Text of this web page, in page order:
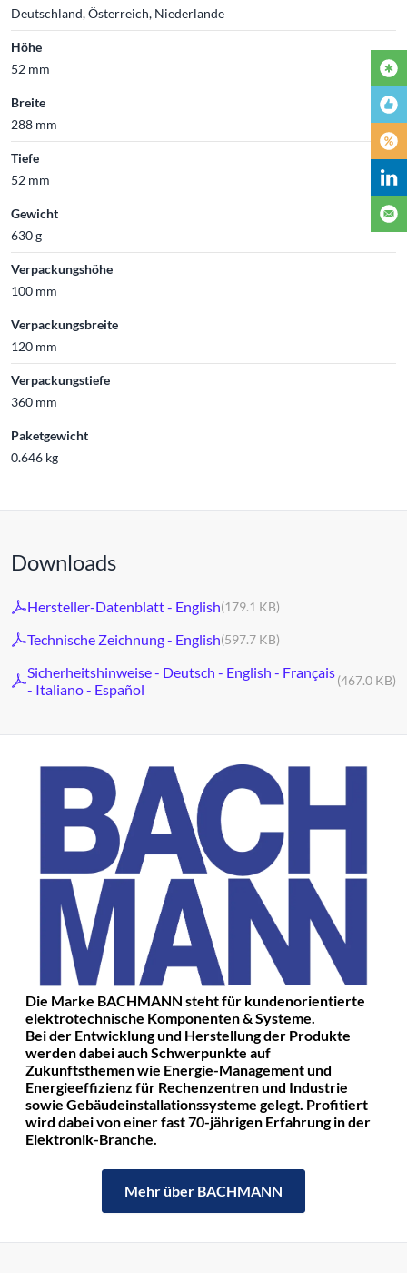
Deutschland, Österreich, Niederlande
Höhe
52 mm
Breite
288 mm
Tiefe
52 mm
Gewicht
630 g
Verpackungshöhe
100 mm
Verpackungsbreite
120 mm
Verpackungstiefe
360 mm
Paketgewicht
0.646 kg
Downloads
Hersteller-Datenblatt - English(179.1 KB)
Technische Zeichnung - English(597.7 KB)
Sicherheitshinweise - Deutsch - English - Français
- Italiano - Español
(467.0 KB)
Die Marke BACHMANN steht für kundenorientierte
elektrotechnische Komponenten & Systeme.
Bei der Entwicklung und Herstellung der Produkte
werden dabei auch Schwerpunkte auf
Zukunftsthemen wie Energie-Management und
Energieeffizienz für Rechenzentren und Industrie
sowie Gebäudeinstallationssysteme gelegt. Profitiert
wird dabei von einer fast 70-jährigen Erfahrung in der
Elektronik-Branche.
Mehr über BACHMANN